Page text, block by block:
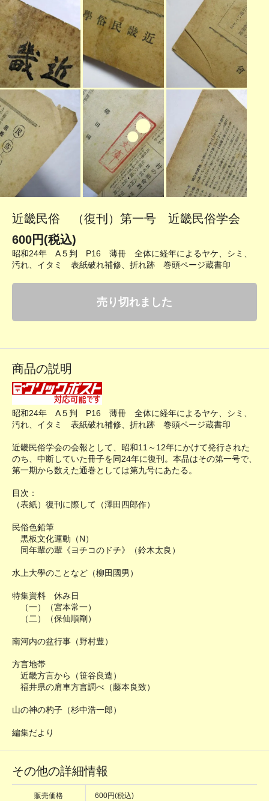
近畿民俗 （復刊）第一号 近畿民俗学会
600円(税込)
昭和24年 A５判 P16 薄冊 全体に経年によるヤケ、シミ、
汚れ、イタミ 表紙破れ補修、折れ跡 巻頭ページ蔵書印
売り切れました
商品の説明
昭和24年 A５判 P16 薄冊 全体に経年によるヤケ、シミ、
汚れ、イタミ 表紙破れ補修、折れ跡 巻頭ページ蔵書印
近畿民俗学会の会報として、昭和11～12年にかけて発行された
のち、中断していた冊子を同24年に復刊。本品はその第一号で、
第一期から数えた通巻としては第九号にあたる。
目次：
（表紙）復刊に際して（澤田四郎作）
民俗色鉛筆
黒板文化運動（N）
同年輩の輩《ヨチコのドチ》（鈴木太良）
水上大學のことなど（柳田國男）
特集資料 休み日
（一）（宮本常一）
（二）（保仙順剛）
南河内の盆行事（野村豊）
方言地帯
近畿方言から（笹谷良造）
福井県の肩車方言調べ（藤本良致）
山の神の杓子（杉中浩一郎）
編集だより
その他の詳細情報
販売価格 600円(税込)